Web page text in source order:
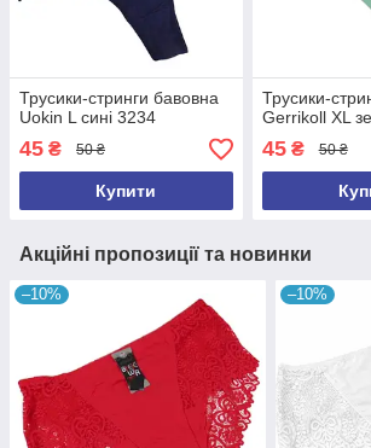
Трусики-стринги бавовна
Uokin L сині 3234
45 ₴ 50 ₴
Купити
Трусики-
Gerrikoll XL
45₴ 50 ₴
Акційні пропозиції та новинки
–10% –10%